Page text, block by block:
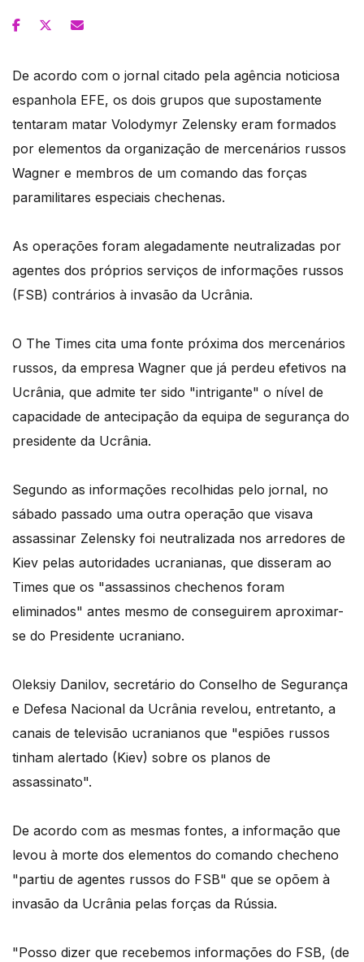
De acordo com o jornal citado pela agência noticiosa
espanhola EFE, os dois grupos que supostamente
tentaram matar Volodymyr Zelensky eram formados
por elementos da organização de mercenários russos
Wagner e membros de um comando das forças
paramilitares especiais chechenas.
As operações foram alegadamente neutralizadas por
agentes dos próprios serviços de informações russos
(FSB) contrários à invasão da Ucrânia.
O The Times cita uma fonte próxima dos mercenários
russos, da empresa Wagner que já perdeu efetivos na
Ucrânia, que admite ter sido "intrigante" o nível de
capacidade de antecipação da equipa de segurança do
presidente da Ucrânia.
Segundo as informações recolhidas pelo jornal, no
sábado passado uma outra operação que visava
assassinar Zelensky foi neutralizada nos arredores de
Kiev pelas autoridades ucranianas, que disseram ao
Times que os "assassinos chechenos foram
eliminados" antes mesmo de conseguirem aproximar-
se do Presidente ucraniano.
Oleksiy Danilov, secretário do Conselho de Segurança
e Defesa Nacional da Ucrânia revelou, entretanto, a
canais de televisão ucranianos que "espiões russos
tinham alertado (Kiev) sobre os planos de
assassinato".
De acordo com as mesmas fontes, a informação que
levou à morte dos elementos do comando checheno
"partiu de agentes russos do FSB" que se opõem à
invasão da Ucrânia pelas forças da Rússia.
"Posso dizer que recebemos informações do FSB, (de